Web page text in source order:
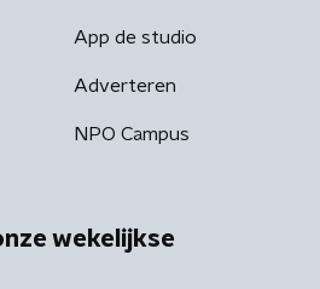
App de studio
Adverteren
NPO Campus
wekelijkse